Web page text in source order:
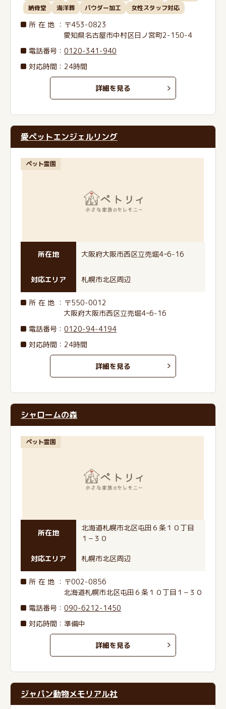
納骨堂
海洋葬 パウダー加工 女性スタッフ対応
所在地 ：〒453-0823
愛知県名古屋市中村区日ノ宮町2-150-4
電話番号 ：0120-341-940
対応時間：24時間
詳細を見る
愛ペットエンジェルリング
ペット霊園
所在地 大阪府大阪市西区立売堀4ｰ6-16
対応エリア 札幌市北区周辺
所在地 ：〒550-0012
大阪府大阪市西区立売堀4ｰ6-16
電話番号 ：0120-94-4194
対応時間：24時間
詳細を見る
シャロームの森
ペット霊園
所在地
北海道札幌市北区屯田６条１０丁目
１−３０
対応エリア 札幌市北区周辺
所在地 ：〒002-0856
北海道札幌市北区屯田６条１０丁目１−３０
電話番号 ：090-6212-1450
対応時間：準備中
詳細を見る
ジャパン動物メモリアル社